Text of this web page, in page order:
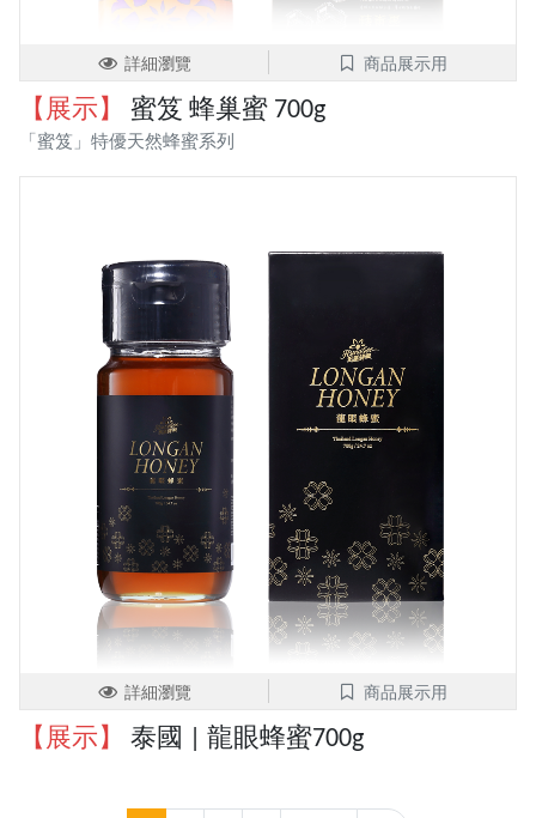
詳細瀏覽 商品展示用
【展示】 蜜笈 蜂巢蜜 700g
「蜜笈」特優天然蜂蜜系列
詳細瀏覽 商品展示用
【展示】 泰國 | 龍眼蜂蜜700g